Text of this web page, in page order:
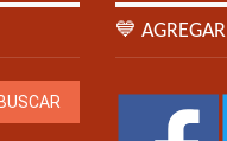
💙 AGREGAR